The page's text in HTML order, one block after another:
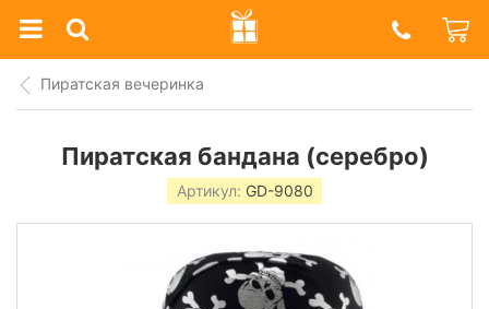
Prazdnik
Shop
Пиратская вечеринка
Пиратская бандана (серебро)
Артикул: GD-9080